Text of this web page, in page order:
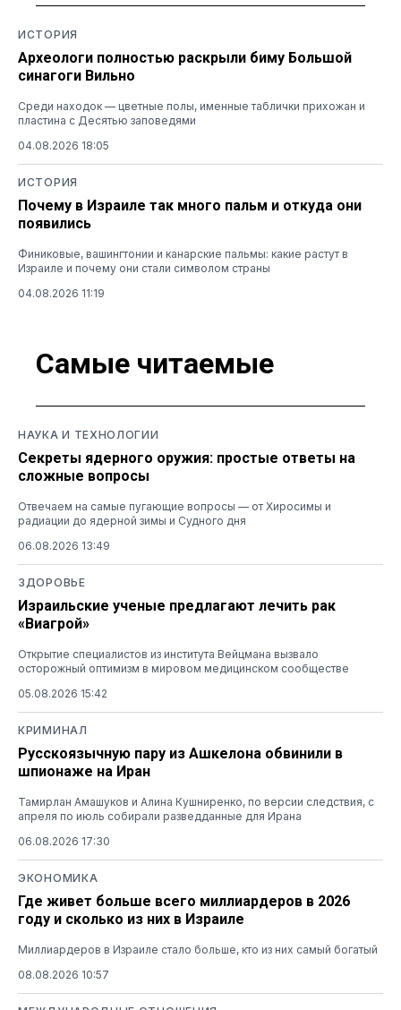
ИСТОРИЯ
Археологи полностью раскрыли биму Большой
синагоги Вильно
Среди находок — цветные полы, именные таблички прихожан и
пластина с Десятью заповедями
04.08.2026 18:05
ИСТОРИЯ
Почему в Израиле так много пальм и откуда они
появились
Финиковые, вашингтонии и канарские пальмы: какие растут в
Израиле и почему они стали символом страны
04.08.2026 11:19
Самые читаемые
НАУКА И ТЕХНОЛОГИИ
Секреты ядерного оружия: простые ответы на
сложные вопросы
Отвечаем на самые пугающие вопросы — от Хиросимы и
радиации до ядерной зимы и Судного дня
06.08.2026 13:49
ЗДОРОВЬЕ
Израильские ученые предлагают лечить рак
«Виагрой»
Открытие специалистов из института Вейцмана вызвало
осторожный оптимизм в мировом медицинском сообществе
05.08.2026 15:42
КРИМИНАЛ
Русскоязычную пару из Ашкелона обвинили в
шпионаже на Иран
Тамирлан Амашуков и Алина Кушниренко, по версии следствия, с
апреля по июль собирали разведданные для Ирана
06.08.2026 17:30
ЭКОНОМИКА
Где живет больше всего миллиардеров в 2026
году и сколько из них в Израиле
Миллиардеров в Израиле стало больше, кто из них самый богатый
08.08.2026 10:57